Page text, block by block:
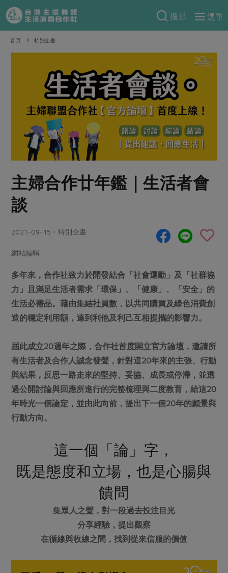
搜尋
選單
產品分類
當令水果
蕈菇類
辛香料類
奶蛋豆・五穀
蛋 乳製品
豆製品 米麵雜糧
肉品・水產
畜產肉類
水畜加工品
調理食材・點心
調味醬料/南北貨 烘焙
休閒零嘴 沖泡飲品
居家好物
美妝保養 個人清潔
家庭清潔 織品
日用品
最新產品
素食專區
樂齡友善
海鮮
常備菜
蔬食
蛋料理
料理方式
烘焙．點心
醬料
湯品．鍋物
漬物
涼拌沙拉
飲品
主題食譜
異國料理
節慶大餐
高麗菜海鮮煎餅
特別企畫
預購活動
把最好的台灣味帶回家！
防災用品預購圓滿結束
更多預購活動
合作25-精選產品第四彈
合作25-精選產品第三彈
更多當季產品
主婦聯盟X樂齡網特約優惠案
2024農業發展計畫年度報告
更多議題活動
綠主張
觀點文章
主婦食堂 一籃菜真心話
社內大小事 合作聯合國
產品故事 生活提案
樂齡生活
廚房瑜伽
減硝酸鹽 惜食
非基改運動 支持本土農糧
廢核運動 能源議題
公益金 食農教育
更多議題
生活者e週報
典藏閱覽室
關於合作社
關於我們
合作社組織
產品檢驗
自主把關
檢驗報告
硝酸鹽檢驗
社員權益
合作社法規
社務專區
選舉專區
下載專區
地區活動
首頁 特別企畫
主婦合作廿年鑑｜生活者會
談
2021-09-15・特別企畫
網站編輯
多年來，合作社致力於開發結合「社會運動」及「社群協
力」且滿足生活者需求「環保」、「健康」、「安全」的
生活必需品。藉由集結社員數，以共同購買及綠色消費創
造的穩定利用額，達到利他及利己互相提攜的影響力。
屆此成立20週年之際，合作社首度開立官方論壇，邀請所
有生活者及合作人誠念發聲，針對這20年來的主張、行動
與結果，反思一路走來的堅持、妥協、成長或停滯，並透
過公開討論與回應所進行的完整梳理與二度教育，給這20
年時光一個論定，並由此向前，提出下一個20年的願景與
行動方向。
這一個「論」字，
既是態度和立場，也是心腸與
饋問
集眾人之聲，對一段過去投注目光
分享經驗，提出觀察
在循線與收線之間，找到從來信服的價值